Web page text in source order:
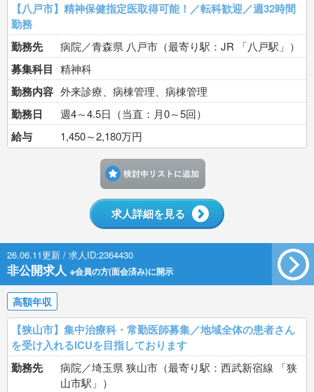
【八戸市】精神保健指定医取得可能！／転科歓迎／週32時間
勤務
勤務先
病院／青森県 八戸市（最寄り駅：JR 「八戸駅」）
募集科目 精神科
勤務内容 外来診療、病棟管理、病棟管理
勤務日 週4～4.5日（当直：月0～5回）
給与 1,450～2,180万円
求人詳細を見る
26.06.11更新 / 求人ID:2364430
非公開求人 ※会員の方(面会済み)に開示
高額年収
【狭山市】集中治療科・常勤医師募集／地域全体の患者さん
を受け入れるICUを目指しております
勤務先
病院／埼玉県 狭山市（最寄り駅：西武新宿線 「狭
山市駅」）